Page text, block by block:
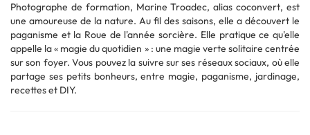
Photographe de formation, Marine Troadec, alias coconvert, est
une amoureuse de la nature. Au fil des saisons, elle a découvert le
paganisme et la Roue de l'année sorcière. Elle pratique ce qu'elle
appelle la « magie du quotidien » : une magie verte solitaire centrée
sur son foyer. Vous pouvez la suivre sur ses réseaux sociaux, où elle
partage ses petits bonheurs, entre magie, paganisme, jardinage,
recettes et DIY.